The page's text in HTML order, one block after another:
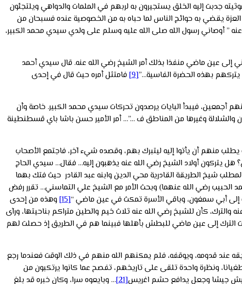
جدبت إليه الخلق يستجيرون به لربهم في الملمات والدواهي ويلتجئون
يقضي به حوائج الناس لما حباه به من الخصوصية عنده فسبحان من
” أوصاني رسول الله صلى الله عليه وسلم على ولدي سيدي محمد الكبير،
إلى عين ماضي منفذا بذلك أمر الشيخ رضي الله عنه. قال سيدي أحمد
يتركهم بهذه الحضرة الفاسية…”[9]
فامتثل أمره حيث قال في إحدى
أجمعين، فيبدأ البايات يرصدون تحركات سيدي محمد الكبير. خاصة وأن
والشلالة وغيرها من المناطق ف …”… أمر الأمير حسن باشا باي قسطنطينة
منهم أن يأتوا إليه ليتبرك بهم، وقصده شيء آخر، فاجتمع الأصحاب
يتركون أولاد الشيخ رضي الله عنه يذهبون إليه… فقال… سيدي الحاج
شيخ الطريقة القادرية محي الدين وابنه عبد القادر حيث فتك بهما
الحبيب رضي الله عنهما) وبحث الأمر مع الشيخ علي التماسني… تقرر رفض
إلى أبي سمغون، وباقي الأسرة تمكث في عين ماضي “[15]
وهذه من إحدى
كأن للشيخ رضي الله عنه ثلاث خيم والطين متراكم بناحيتها، ورآى
الترك إلى عين ماضي للبطش بأهلها فبينما هم في الطريق إذ حصلت لهم
عند قدومه، ويوقفه، فلم يمكنهم الله منهم في ذلك الوقت فعندما رجع
ونظرة واحدة تلقى على تاريخهم، تفصح عما كانوا يرتكبون من
جيشا وجعل يدافع حشم اغريس[21] … وبايعوه سرا، وكان خبره قد بلغ